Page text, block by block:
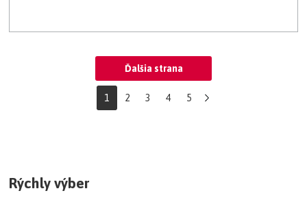
Ďalšia strana
1 2 3 4 5
Rýchly výber